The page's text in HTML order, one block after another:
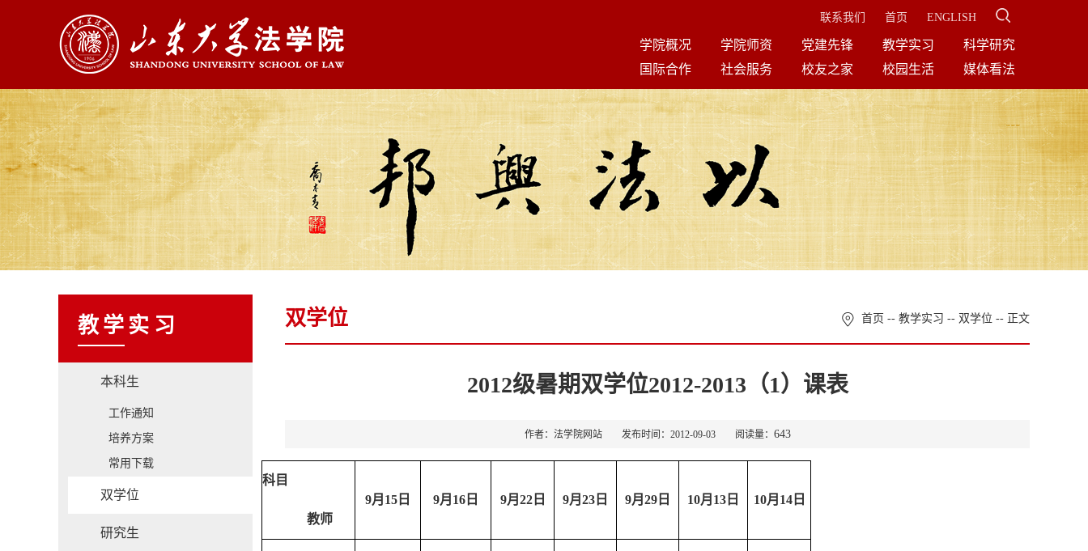
联系我们 首页 ENGLISH
学院概况 学院师资 党建先锋 教学实习
科学研究
国际合作
社会服务 校友之家 校园生活 媒体看法
教学实习
本科生
工作通知
培养方案
常用下载
双学位
研究生
双学位 首页 -- 教学实习 -- 双学位 -- 正文
2012级暑期双学位2012-2013（1）课表
作者：法学院网站 发布时间：2012-09-03 阅读量： 643
科目
教师
9月15 日 9月16 日 9月22日 9月23 日 9月29 日 10月13 日 10月14日